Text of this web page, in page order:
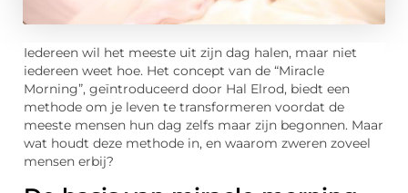
Iedereen wil het meeste uit zijn dag halen, maar niet
iedereen weet hoe. Het concept van de “Miracle
Morning”, geïntroduceerd door Hal Elrod, biedt een
methode om je leven te transformeren voordat de
meeste mensen hun dag zelfs maar zijn begonnen. Maar
wat houdt deze methode in, en waarom zweren zoveel
mensen erbij?